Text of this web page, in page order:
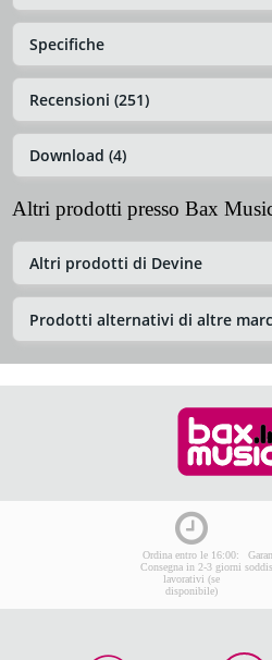
Specifiche
Recensioni (251)
Download (4)
Altri prodotti presso Bax
Altri prodotti di Devine
Prodotti alternativi di altre
Ordina entro le 16:00:
Consegna in 2-3 giorni
lavorativi (se
disponibile)